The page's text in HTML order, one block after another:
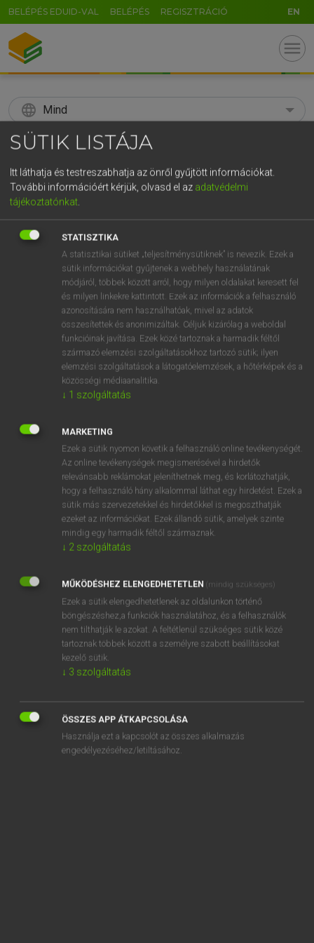
BELÉPÉS EDUID-VAL BELÉPÉS REGISZTRÁCIÓ EN
menu
language Mind
search
KERESÉS
Díjmentes angol szótár
ige hozzászámít vmhez
keresése szótárainkban
DÍJMENTES ANGOL SZÓTÁR
additionally
SZOTAR.NET APPLIKÁCIÓ
ONLINE NYELVVIZSGA
SÜTIK LISTÁJA
Itt láthatja és testreszabhatja az önről gyűjtött információkat.
További információért kérjük, olvasd el az adatvédelmi
tájékoztatónkat
STATISZTIKA
A statisztikai sütiket „teljesítménysütiknek” is nevezik. Ezek a
sütik információkat gyűjtenek a webhely használatának
módjáról, többek között arról, hogy milyen oldalakat keresett fel
és milyen linkekre kattintott. Ezek az információk a felhasználó
azonosítására nem használhatóak, mivel az adatok
összesítettek és anonimizáltak. Céljuk kizárólag a weboldal
funkcióinak javítása. Ezek közé tartoznak a harmadik féltől
származó elemzési szolgáltatásokhoz tartozó sütik; ilyen
elemzési szolgáltatások a látogatóelemzések, a hőtérképek és a
közösségi médiaanalitika.
↓ 1 szolgáltatás
MARKETING
Ezek a sütik nyomon követik a felhasználó online tevékenységét.
Az online tevékenységek megismerésével a hirdetők
relevánsabb reklámokat jeleníthetnek meg, és korlátozhatják,
hogy a felhasználó hány alkalommal láthat egy hirdetést. Ezek a
sütik más szervezetekkel és hirdetőkkel is megoszthatják
ezeket az információkat. Ezek állandó sütik, amelyek szinte
mindig egy harmadik féltől származnak.
↓ 2 szolgáltatás
MŰKÖDÉSHEZ ELENGEDHETETLEN (mindig szükséges)
Ezek a sütik elengedhetetlenek az oldalunkon történő
böngészéshez,a funkciók használatához, és a felhasználók
nem tilthatják le azokat. A feltétlenül szükséges sütik közé
tartoznak többek között a személyre szabott beállításokat
kezelő sütik.
↓ 3 szolgáltatás
ÖSSZES APP ÁTKAPCSOLÁSA
Használja ezt a kapcsolót az összes alkalmazás
engedélyezéséhez/letiltásához.
GR
5 6 7 8 9 ö ü ó
r t z u i o p ő ú
k l ű
n m , . AltGr